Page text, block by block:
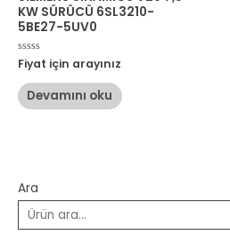
Ara
KW SÜRÜCÜ 6SL3210-
5BE27-5UV0
5
üzerinden
oy
aldı
Fiyat için arayınız
Devamını oku